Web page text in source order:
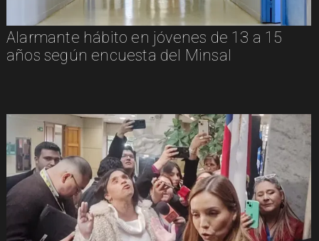
Alarmante hábito en jóvenes de 13 a 15
años según encuesta del Minsal